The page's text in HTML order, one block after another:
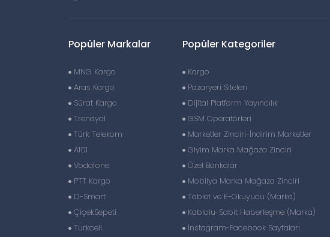
Popüler Markalar
MNG Kargo
Aras Kargo
Sürat Kargo
Trendyol
Türk Telekom
A101
Vodafone
PTT Kargo
D-Smart
ÇiçekSepeti
Turkcell
Popüler Kategoriler
Kargo
Pazaryeri Siteleri
Dijital Platform Yayıncılık
GSM Operatörleri
Marketler Zinciri-İndirim Marketler
Giyim Marka Mağaza Zinciri
Özel Bankalar
Mobilya Marka Mağaza Zinciri
Tablet ve E-Okuyucu (Marka)
Kablolu-Sabit Haberleşme (Marka)
İnstagram-Facebook Sayfaları